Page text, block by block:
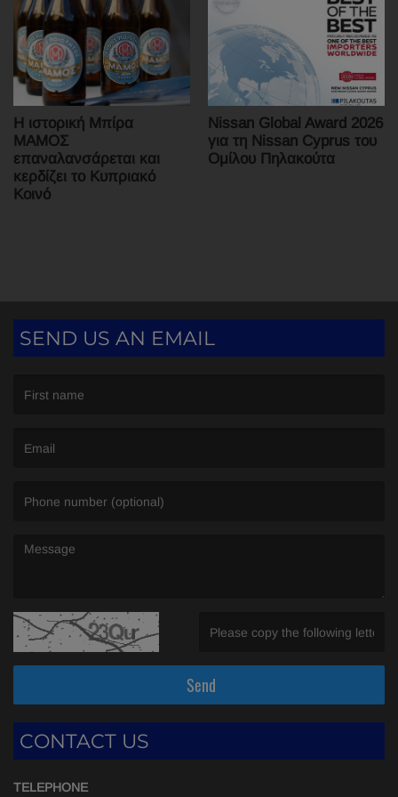
Η ιστορική Μπίρα
ΜΑΜΟΣ
επαναλανσάρεται και
κερδίζει το Κυπριακό
Κοινό
Νissan Global Award 2026
για τη Nissan Cyprus του
Ομίλου Πηλακούτα
SEND US AN EMAIL
Send
CONTACT US
TELEPHONE